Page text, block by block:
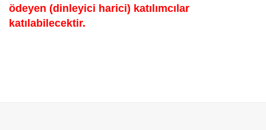
ödeyen (dinleyici harici) katılımcılar
katılabilecektir.